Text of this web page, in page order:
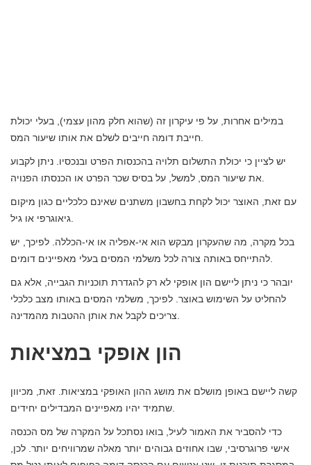
במילים אחרות, על פי עיקרון זה (שהוא חלק מהון עצמי), בעלי יכולת
יש לציין כי יכולת התשלום תלויה בהכנסות הפרט ובנכסיו. ניתן לקבוע
עם זאת, האוצר יכול לקחת בחשבון משתנים שאינם כלכליים כגון מיקום
בכל מקרה, מה שהעקרון מבקש הוא אי-אפליה או אי-הכללה. לפיכך, יש
יובהר כי ניתן ליישם הון אופקי לא רק להגדרת תוכניות הגבייה, אלא גם
להחליט על השימוש באוצר. לפיכך, משלמי המסים באותו מצב כלכלי
הון אופקי במציאות
קשה ליישם באופן מושלם את מושג ההון האופקי במציאות. זאת, מכיוון
כדי להסביר את האמור לעיל, בואו נסתכל על המקרה של מס הכנסה
אישי פרוגרסיבי, שבו אחוזים גבוהים יותר מאלה שמרוויחים יותר. לכן,